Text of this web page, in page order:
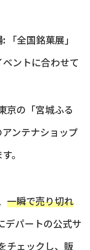
: 「全国銘菓展」
ントに合わせて
京の「宮城ふる
ンテナショップ
。
一瞬で売り切れ
デパートの公式サ
チェックし、販